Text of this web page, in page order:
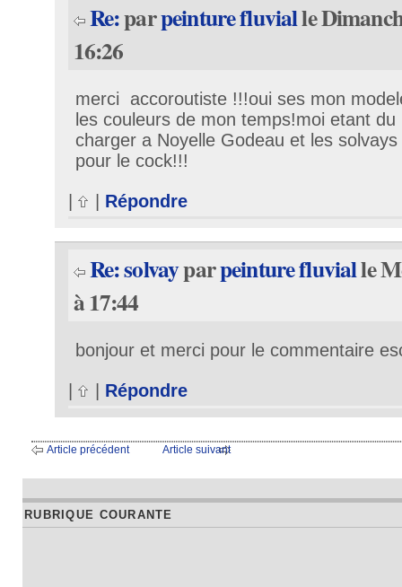
Re:parpeinture fluvialle
16:26
merci accoroutiste !!!oui ses mon
les couleurs de mon temps!moi etant
charger a Noyelle Godeau et les
pour le cock!!!
Répondre
Re: solvayparpeinture fluvialle
à 17:44
bonjour et merci pour le commentaire
| | Répondre
Article précédent Article suivant
RUBRIQUE COURANTE